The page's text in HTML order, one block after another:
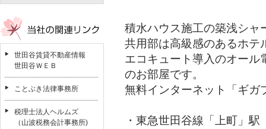
世田谷賃貸不動産情報
世田谷ＷＥＢ
ことぶき法律事務所
税理士法人ヘルムズ
（山波税務会計事務所)
積水ハウス施工の築浅シャ
共用部は高級感のあるホテ
エコキュート導入のオール
のお部屋です。
無料インターネット「ギガ
・東急世田谷線「上町」